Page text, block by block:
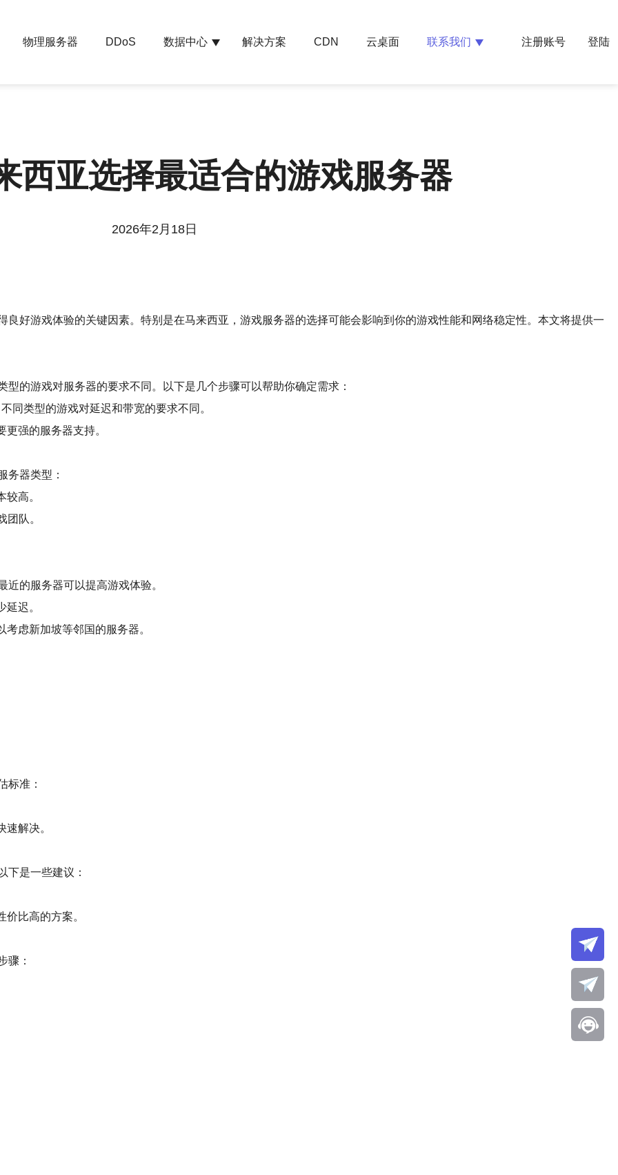
物理服务器 DDoS 数据中心 解决方案 CDN 云桌面 联系我们 注册账号 登陆
西亚选择最适合的游戏服务器
2026年2月18日
好游戏体验的关键因素。特别是在马来西亚，游戏服务器的选择可能会影响到你的游戏性能和网络稳定性。本文将提供一
的游戏对服务器的要求不同。以下是几个步骤可以帮助你确定需求：
同类型的游戏对延迟和带宽的要求不同。
强的服务器支持。
务器类型：
高。
队。
的服务器可以提高游戏体验。
迟。
虑新加坡等邻国的服务器。
标准：
解决。
下是一些建议：
比高的方案。
骤：